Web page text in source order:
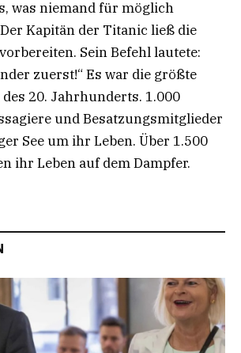
was niemand für möglich
Kapitän der Titanic ließ die
Sein Befehl lautete:
zuerst!“ Es war die größte
20. Jahrhunderts. 1.000
und Besatzungsmitglieder
See um ihr Leben. Über 1.500
ihr Leben auf dem Dampfer.